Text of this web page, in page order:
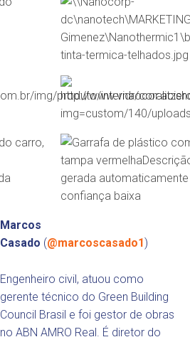
Marcos
Casado (@marcoscasado1 )
Engenheiro civil, atuou como
gerente técnico do Green Building
Council Brasil e foi gestor de obras
no ABN AMRO Real. É diretor do